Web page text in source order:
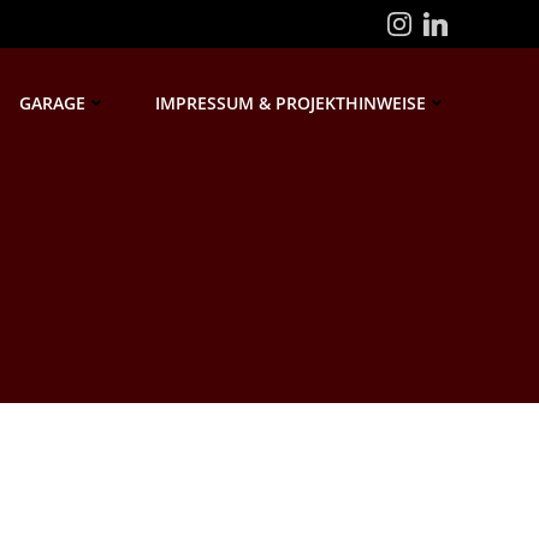
GARAGE IMPRESSUM & PROJEKTHINWEISE